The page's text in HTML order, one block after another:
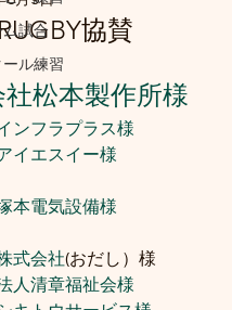
試合
ル練習
協賛
松本製作所様
ンフラプラス様
イエスイー様
本電気設備様
式会社(おだし）様
人清章福祉会様